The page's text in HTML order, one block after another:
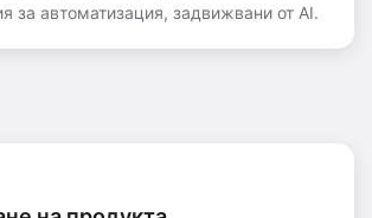
за автоматизация, задвижвани от AI.